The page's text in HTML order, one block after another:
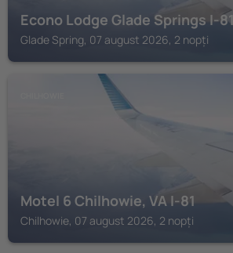
Econo Lodge Glade Springs I-81
Glade Spring, 07 august 2026, 2 nopți
Motel 6 Chilhowie, VA I-81
Chilhowie, 07 august 2026, 2 nopți